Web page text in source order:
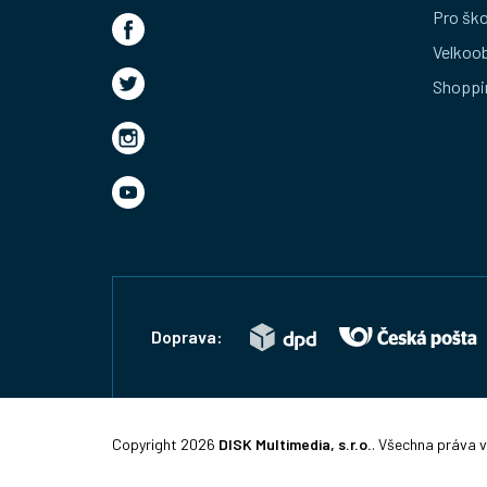
Pro
Doprava:
Copyright 2026 DISK Multimedia, s.r.o.. Všechna práva